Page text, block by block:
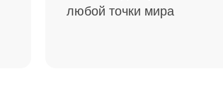
любой точки мира